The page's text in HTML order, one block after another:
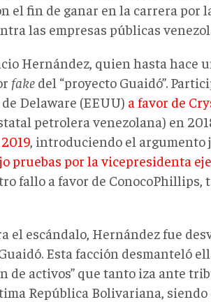
el fin de ganar en la carrera por
las empresas públicas
Hernández, quien hasta hace
fake del “proyecto Guaidó”.
Delaware (EEUU) a favor de
petrolera venezolana) en
, introduciendo el argumento
pruebas por la vicepresidenta
fallo a favor de ConocoPhillips,
el escándalo, Hernández fue
Esta facción desmanteló
de activos” que tanto iza ante
República Bolivariana, siendo